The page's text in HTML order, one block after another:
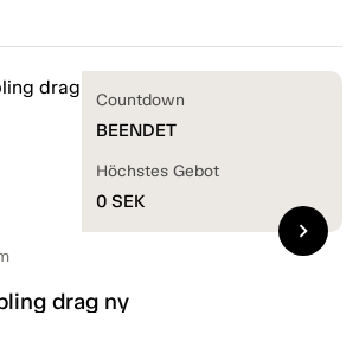
drag ny
Countdown
BEENDET
Höchstes Gebot
0 SEK
chevron_right